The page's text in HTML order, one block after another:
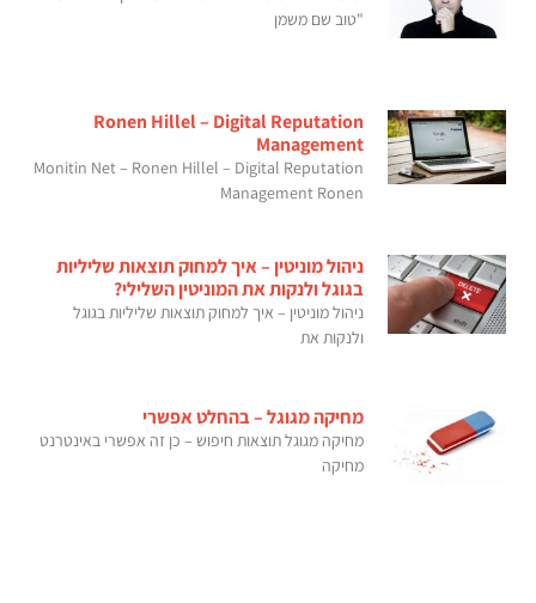
"טוב שם משמן
Ronen Hillel – Digital Reputation
Management
Monitin Net – Ronen Hillel – Digital Reputation
Management Ronen
ניהול מוניטין – איך למחוק תוצאות שליליות
בגוגל ולנקות את המוניטין השלילי?
ניהול מוניטין – איך למחוק תוצאות שליליות בגוגל
ולנקות את
מחיקה מגוגל – בהחלט אפשרי
מחיקה מגוגל תוצאות חיפוש – כן זה אפשרי באינטרנט
מחיקה